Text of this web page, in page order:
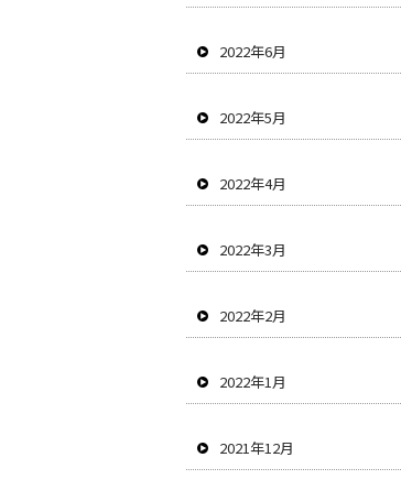
2022年6月
2022年5月
2022年4月
2022年3月
2022年2月
2022年1月
2021年12月